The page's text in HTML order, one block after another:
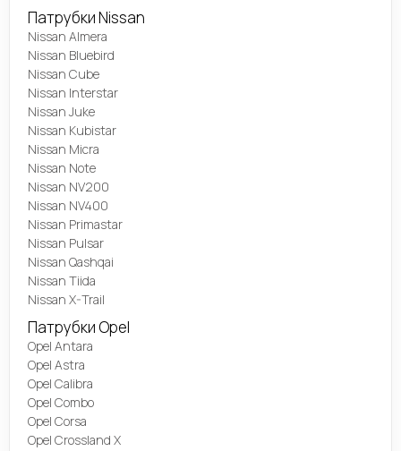
Патрубки Nissan
Nissan Almera
Nissan Bluebird
Nissan Cube
Nissan Interstar
Nissan Juke
Nissan Kubistar
Nissan Micra
Nissan Note
Nissan NV200
Nissan NV400
Nissan Primastar
Nissan Pulsar
Nissan Qashqai
Nissan Tiida
Nissan X-Trail
Патрубки Opel
Opel Antara
Opel Astra
Opel Calibra
Opel Combo
Opel Corsa
Opel Crossland X